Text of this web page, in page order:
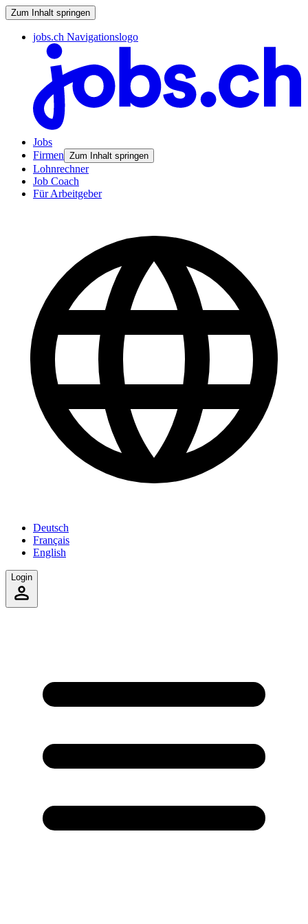
Zum Inhalt springen
jobs.ch Navigationslogo
Jobs
Firmen Zum Inhalt springen
Lohnrechner
Job Coach
Für Arbeitgeber
Deutsch
Français
English
Login